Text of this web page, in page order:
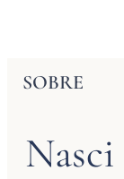
SOBRE